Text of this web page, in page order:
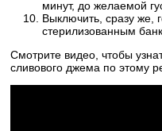
минут, до желаемой
Выключить, сразу же,
стерилизованным
Смотрите видео, чтобы
сливового джема по этому